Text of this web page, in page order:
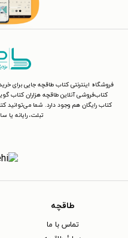
فروشگاه اینترنتی کتاب طاقچه جایی برای
کتاب‌فروشی آنلاین طاقچه هزاران کتاب
کتاب رایگان هم وجود دارد. شما می‌توانید
تبلت، رایانه یا
طاقچه
تماس با ما